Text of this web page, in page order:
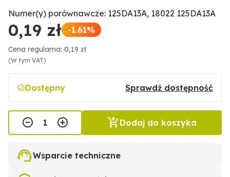
Numer(y) porównawcze: 125DA13A, 18022 125DA13A
0,19 zł -1.61%
Cena regularna: 0,19 zł
(W tym VAT)
Dostępny Sprawdź dostępność
Dodaj do koszyka
Wsparcie techniczne